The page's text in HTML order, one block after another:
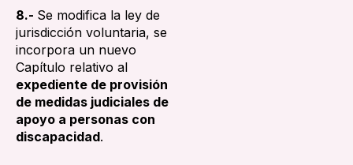
8.- Se modifica la ley de
jurisdicción voluntaria, se
incorpora un nuevo
Capítulo relativo al
expediente de provisión
de medidas judiciales de
apoyo a personas con
discapacidad.